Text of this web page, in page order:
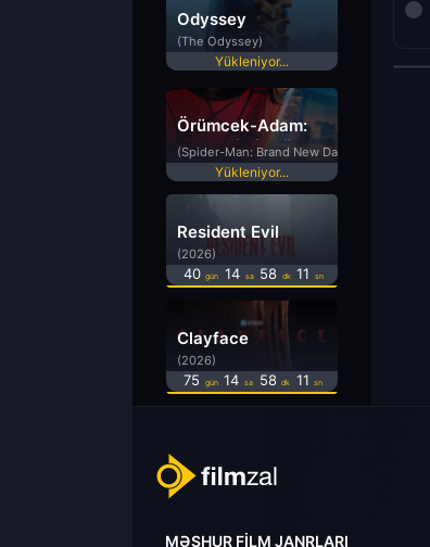
Odyssey
(The Odyssey)
Yükleniyor...
Örümcek-Adam:
Yepyeni Bir Gün
(Spider-Man: Brand New Day)
Yükleniyor...
Resident Evil
(2026)
40 gün 14 sa 58 dk 11 sn
Clayface
(2026)
75 gün 14 sa 58 dk 11 sn
MƏŞHUR FILM JANRLARI